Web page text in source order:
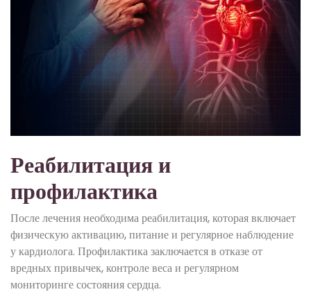
Реабилитация и
профилактика
После лечения необходима реабилитация, которая включает
физическую активацию, питание и регулярное наблюдение
у кардиолога. Профилактика заключается в отказе от
вредных привычек, контроле веса и регулярном
мониторинге состояния сердца.